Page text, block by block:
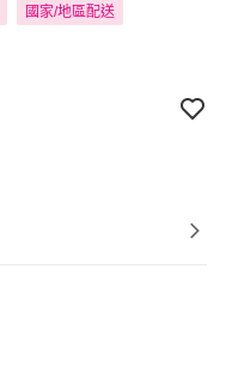
國家/地區配送